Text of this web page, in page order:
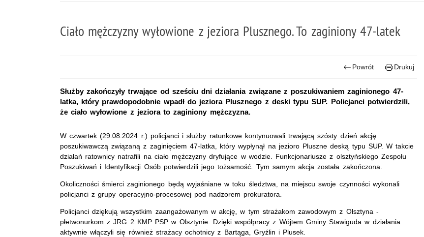
Ciało mężczyzny wyłowione z jeziora Plusznego. To zaginiony 47-latek
Powrót Drukuj
Służby zakończyły trwające od sześciu dni działania związane z poszukiwaniem zaginionego 47-
latka, który prawdopodobnie wpadł do jeziora Plusznego z deski typu SUP. Policjanci potwierdzili,
że ciało wyłowione z jeziora to zaginiony mężczyzna.
W czwartek (29.08.2024 r.) policjanci i służby ratunkowe kontynuowali trwającą szósty dzień akcję
poszukiwawczą związaną z zaginięciem 47-latka, który wypłynął na jezioro Pluszne deską typu SUP. W takcie
działań ratownicy natrafili na ciało mężczyzny dryfujące w wodzie. Funkcjonariusze z olsztyńskiego Zespołu
Poszukiwań i Identyfikacji Osób potwierdzili jego tożsamość. Tym samym akcja została zakończona.
Okoliczności śmierci zaginionego będą wyjaśniane w toku śledztwa, na miejscu swoje czynności wykonali
policjanci z grupy operacyjno-procesowej pod nadzorem prokuratora.
Policjanci dziękują wszystkim zaangażowanym w akcję, w tym strażakom zawodowym z Olsztyna -
płetwonurkom z JRG 2 KMP PSP w Olsztynie. Dzięki współpracy z Wójtem Gminy Stawiguda w działania
aktywnie włączyli się również strażacy ochotnicy z Bartąga, Gryźlin i Plusek.